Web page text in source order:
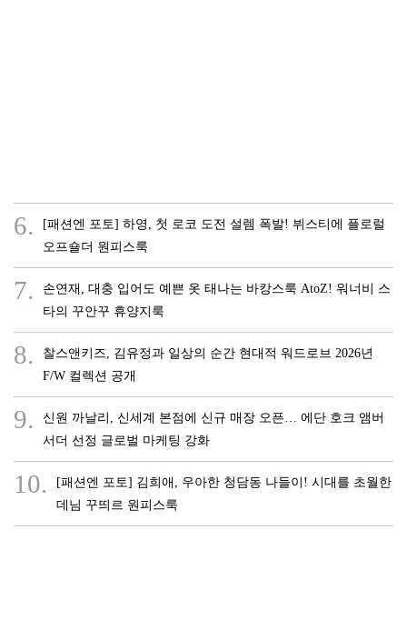
6.
[패션엔 포토] 하영, 첫 로코 도전 설렘 폭발! 뷔스티에 플로럴
오프숄더 원피스룩
7.
손연재, 대충 입어도 예쁜 옷 태나는 바캉스룩 AtoZ! 워너비 스
타의 꾸안꾸 휴양지룩
8.
찰스앤키즈, 김유정과 일상의 순간 현대적 워드로브 2026년
F/W 컬렉션 공개
9.
신원 까날리, 신세계 본점에 신규 매장 오픈… 에단 호크 앰버
서더 선정 글로벌 마케팅 강화
10.
[패션엔 포토] 김희애, 우아한 청담동 나들이! 시대를 초월한
데님 꾸띄르 원피스룩